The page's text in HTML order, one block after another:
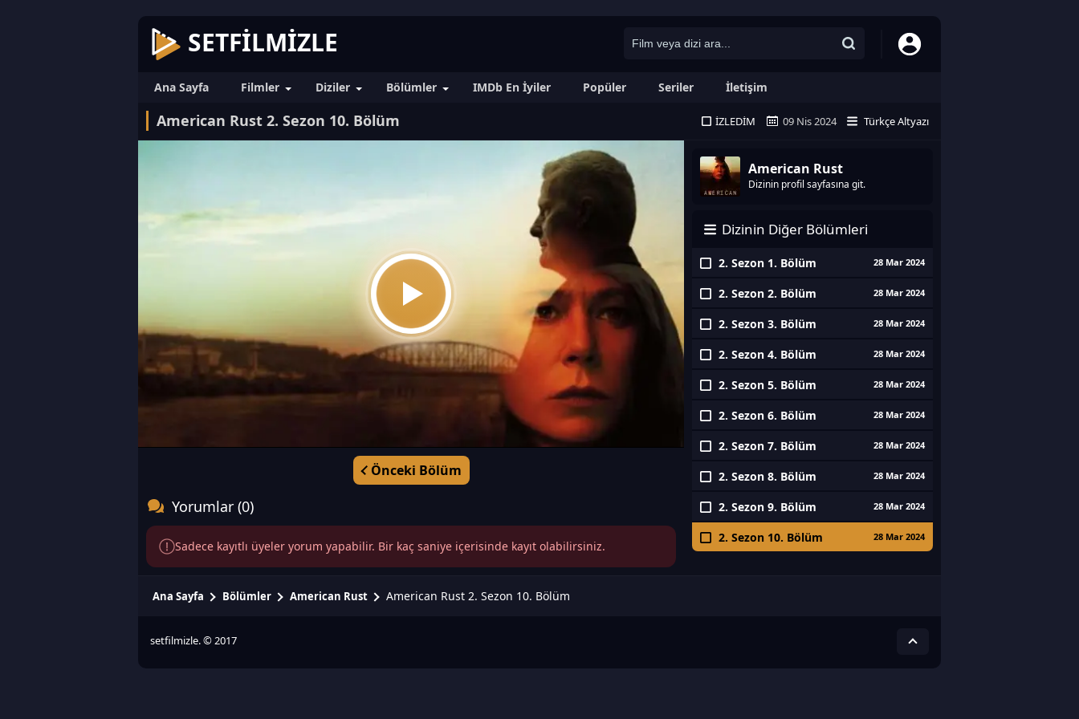
SETFILMIZLE
Ana Sayfa Filmler Diziler Bölümler IMDb En İyiler Popüler Seriler İletişim
American Rust 2. Sezon 10. Bölüm İZLEDIM 09 Nis 2024 Türkçe Altyazı
Önceki Bölüm
American Rust
Dizinin profil sayfasına git.
Dizinin Diğer Bölümleri
2. Sezon 1. Bölüm 28 Mar 2024
2. Sezon 2. Bölüm 28 Mar 2024
2. Sezon 3. Bölüm 28 Mar 2024
2. Sezon 4. Bölüm 28 Mar 2024
2. Sezon 5. Bölüm 28 Mar 2024
2. Sezon 6. Bölüm 28 Mar 2024
2. Sezon 7. Bölüm 28 Mar 2024
2. Sezon 8. Bölüm 28 Mar 2024
2. Sezon 9. Bölüm 28 Mar 2024
2. Sezon 10. Bölüm 28 Mar 2024
Yorumlar (0)
Sadece kayıtlı üyeler yorum yapabilir. Bir kaç saniye içerisinde kayıt olabilirsiniz.
Ana Sayfa Bölümler American Rust American Rust 2. Sezon 10. Bölüm
setfilmizle. © 2017